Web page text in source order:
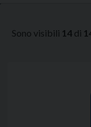
Sono visibili 14 di